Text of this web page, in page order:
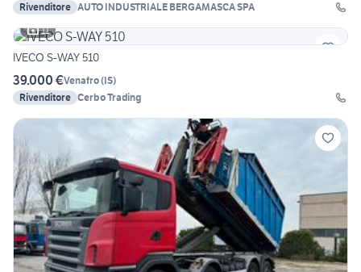
Rivenditore AUTO INDUSTRIALE BERGAMASCA SPA
11
IVECO S-WAY 510
39.000 €Venafro(IS)
Rivenditore Cerbo Trading